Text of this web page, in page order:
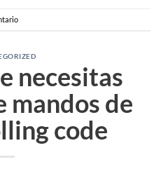
necesitas
mandos de
code